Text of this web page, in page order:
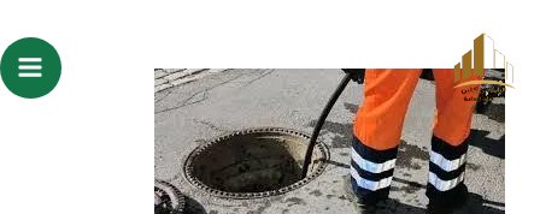
إلى
المحتوى
navigation